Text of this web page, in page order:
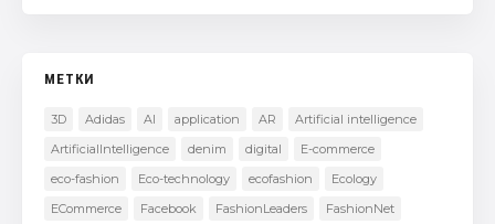
МЕТКИ
3D Adidas AI application AR
Artificial intelligence
ArtificialIntelligence
denim digital
E-commerce
eco-fashion
Eco-technology ecofashion
Ecology
ECommerce
Facebook FashionLeaders
FashionNet